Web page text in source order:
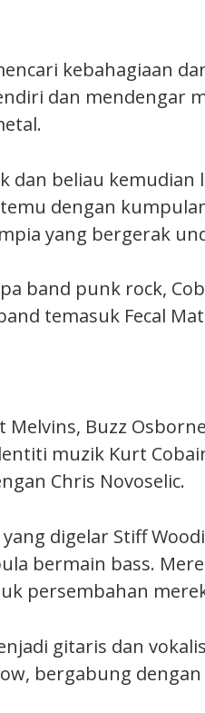
kebahagiaan
dan mendengar
dan beliau kemudian
dengan
yang bergerak
band punk rock,
temasuk Fecal
Buzz
muzik Kurt
Chris Novoselic.
digelar Stiff
bermain bass.
persembahan
gitaris dan
bergabung